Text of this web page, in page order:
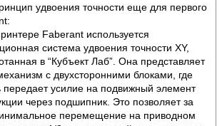
удвоения точности еще для первого
Faberant используется
система удвоения точности XY,
в “Кубъект Лаб”. Она представляет
с двухсторонними блоками, где
передает усилие на подвижный элемент
через подшипник. Это позволяет за
перемещение на приводном